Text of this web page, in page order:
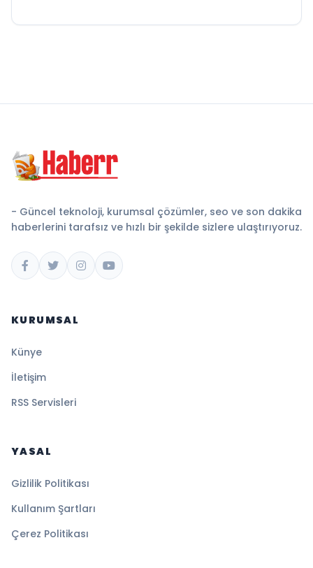
- Güncel teknoloji, kurumsal çözümler, seo ve son dakika
haberlerini tarafsız ve hızlı bir şekilde sizlere ulaştırıyoruz.
KURUMSAL
Künye
İletişim
RSS Servisleri
YASAL
Gizlilik Politikası
Kullanım Şartları
Çerez Politikası